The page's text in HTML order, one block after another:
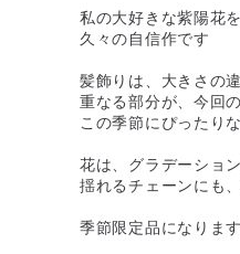
私の大好きな紫陽花
久々の自信作です
髪飾りは、大きさの
重なる部分が、今回
この季節にぴったり
花は、グラデーショ
揺れるチェーンにも
季節限定品になりま